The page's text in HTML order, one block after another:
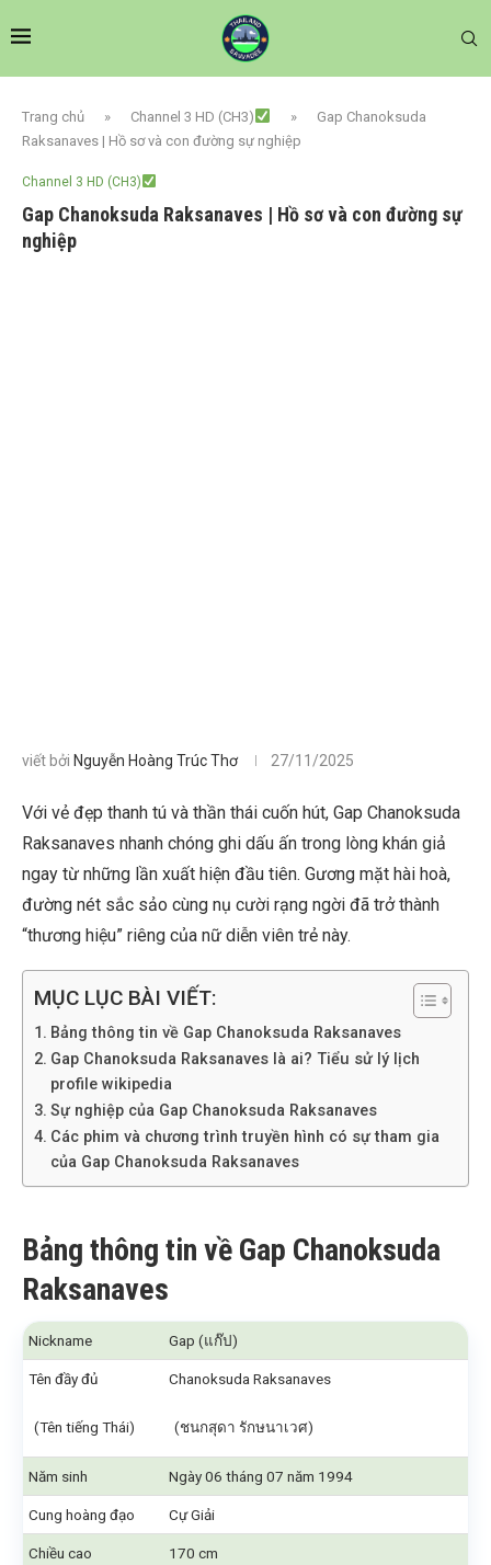
Trang chủ » Channel 3 HD (CH3) »
Gap Chanoksuda
Raksanaves | Hồ sơ và con đường sự nghiệp
Channel 3 HD (CH3)
Gap Chanoksuda Raksanaves | Hồ sơ và con đường sự
nghiệp
viết bởi Nguyễn Hoàng Trúc Thơ 27/11/2025
Với vẻ đẹp thanh tú và thần thái cuốn hút, Gap Chanoksuda
Raksanaves nhanh chóng ghi dấu ấn trong lòng khán giả
ngay từ những lần xuất hiện đầu tiên. Gương mặt hài hoà,
đường nét sắc sảo cùng nụ cười rạng ngời đã trở thành
“thương hiệu” riêng của nữ diễn viên trẻ này.
MỤC LỤC BÀI VIẾT:
Bảng thông tin về Gap Chanoksuda Raksanaves
Gap Chanoksuda Raksanaves là ai? Tiểu sử lý lịch
profile wikipedia
Sự nghiệp của Gap Chanoksuda Raksanaves
Các phim và chương trình truyền hình có sự tham gia
của Gap Chanoksuda Raksanaves
Bảng thông tin về Gap Chanoksuda
Raksanaves
Nickname Gap (แก๊ป)
Tên đầy đủ
(Tên tiếng Thái)
Chanoksuda Raksanaves
(ชนกสุดา รักษนาเวศ)
Năm sinh Ngày 06 tháng 07 năm 1994
Cung hoàng đạo Cự Giải
Chiều cao 170 cm